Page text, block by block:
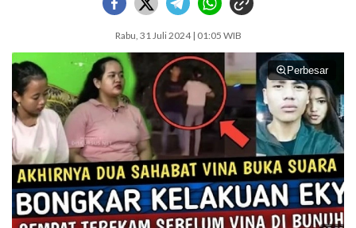
Rabu, 31 Juli 2024 | 01:05 WIB
Perbesar